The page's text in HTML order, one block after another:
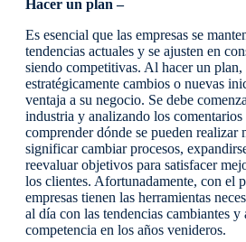
Hacer un plan –
Es esencial que las empresas se
tendencias actuales y se ajusten en
siendo competitivas. Al hacer un
estratégicamente cambios o nuevas
ventaja a su negocio. Se debe
industria y analizando los comentarios
comprender dónde se pueden realizar
significar cambiar procesos,
reevaluar objetivos para satisfacer
los clientes. Afortunadamente, con el
empresas tienen las herramientas
al día con las tendencias cambiantes y
competencia en los años venideros.